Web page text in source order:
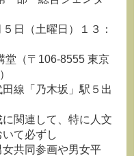
日（土曜日）１３：
堂（〒106-8555 東京
「乃木坂」駅５出
関連して、特に人文
て必ずし
共同参画や男女平